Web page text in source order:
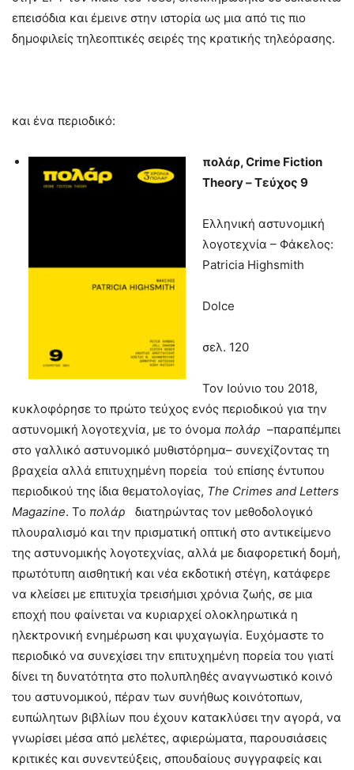
επεισόδια και έμεινε στην ιστορία ως μια από τις πιο
δημοφιλείς τηλεοπτικές σειρές της κρατικής τηλεόρασης.
και ένα περιοδικό:
πολάρ, Crime Fiction
Theory –Τεύχος 9
Ελληνική αστυνομική
λογοτεχνία – Φάκελος:
Patricia Highsmith
Dolce
σελ. 120
Τον Ιούνιο του 2018,
κυκλοφόρησε το πρώτο τεύχος ενός περιοδικού για την
αστυνομική λογοτεχνία, με το όνομα πολάρ –παραπέμπει
στο γαλλικό αστυνομικό μυθιστόρημα– συνεχίζοντας τη
βραχεία αλλά επιτυχημένη πορεία τού επίσης έντυπου
περιοδικού της ίδια θεματολογίας, The Crimes and Letters
Magazine. To πολάρ
διατηρώντας τον μεθοδολογικό
πλουραλισμό και την πρισματική οπτική στο αντικείμενο
της αστυνομικής λογοτεχνίας, αλλά με διαφορετική δομή,
πρωτότυπη αισθητική και νέα εκδοτική στέγη, κατάφερε
να κλείσει με επιτυχία τρεισήμισι χρόνια ζωής, σε μια
εποχή που φαίνεται να κυριαρχεί ολοκληρωτικά η
ηλεκτρονική ενημέρωση και ψυχαγωγία. Ευχόμαστε το
περιοδικό να συνεχίσει την επιτυχημένη πορεία του γιατί
δίνει τη δυνατότητα στο πολυπληθές αναγνωστικό κοινό
του αστυνομικού, πέραν των συνήθως κοινότοπων,
ευπώλητων βιβλίων που έχουν κατακλύσει την αγορά, να
γνωρίσει μέσα από μελέτες, αφιερώματα, παρουσιάσεις
κριτικές και συνεντεύξεις, σπουδαίους συγγραφείς και